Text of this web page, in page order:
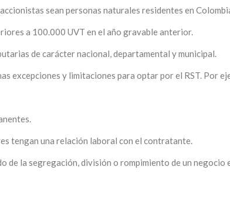
sean personas naturales residentes en
a 100.000 UVT en el año gravable anterior.
de carácter nacional, departamental y municipal.
excepciones y limitaciones para optar por el RST. Por
tengan una relación laboral con el contratante.
de la segregación, división o rompimiento de un negocio